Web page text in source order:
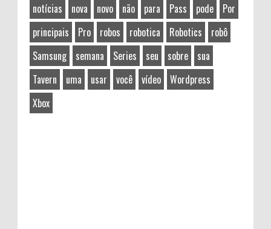
notícias
nova novo não para Pass pode
Por
principais
Pro robos robotica Robotics
robô
Samsung
semana Series seu sobre
sua
Tavern
uma usar você vídeo
Wordpress
Xbox